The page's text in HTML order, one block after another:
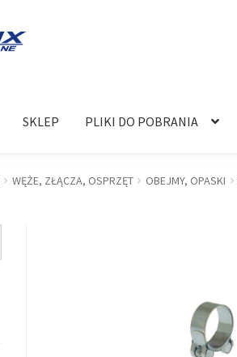
SKLEP PLIKI DO POBRANIA
WĘŻE, ZŁĄCZA, OSPRZĘT OBEJMY, OPASKI